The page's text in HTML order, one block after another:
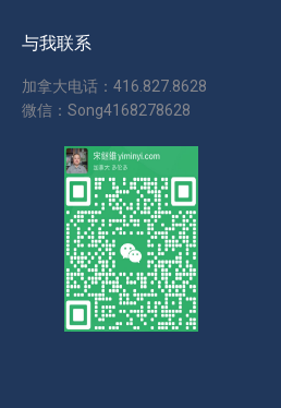
与我联系
加拿大电话：416.827.8628
微信：Song4168278628